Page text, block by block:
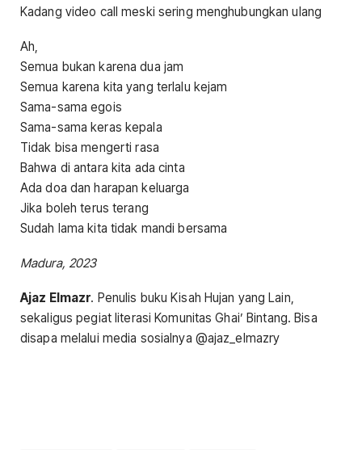
Kadang video call meski sering menghubungkan ulang
Ah,
Semua bukan karena dua jam
Semua karena kita yang terlalu kejam
Sama-sama egois
Sama-sama keras kepala
Tidak bisa mengerti rasa
Bahwa di antara kita ada cinta
Ada doa dan harapan keluarga
Jika boleh terus terang
Sudah lama kita tidak mandi bersama
Madura, 2023
Ajaz Elmazr. Penulis buku Kisah Hujan yang Lain,
sekaligus pegiat literasi Komunitas Ghai’ Bintang. Bisa
disapa melalui media sosialnya @ajaz_elmazry